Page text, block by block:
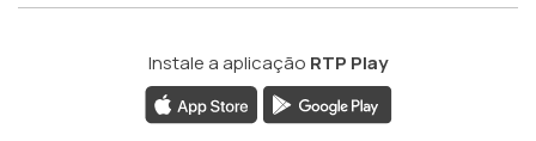
Instale a aplicação RTP Play